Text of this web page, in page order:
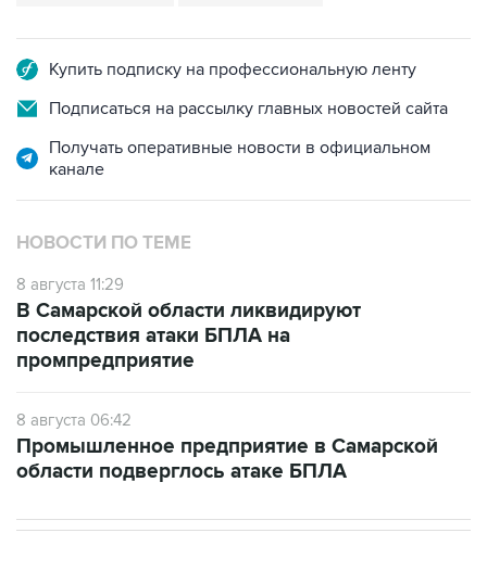
Купить подписку на профессиональную ленту
Подписаться на рассылку главных новостей сайта
Получать оперативные новости в официальном
канале
НОВОСТИ ПО ТЕМЕ
8 августа 11:29
В Самарской области ликвидируют
последствия атаки БПЛА на
промпредприятие
8 августа 06:42
Промышленное предприятие в Самарской
области подверглось атаке БПЛА